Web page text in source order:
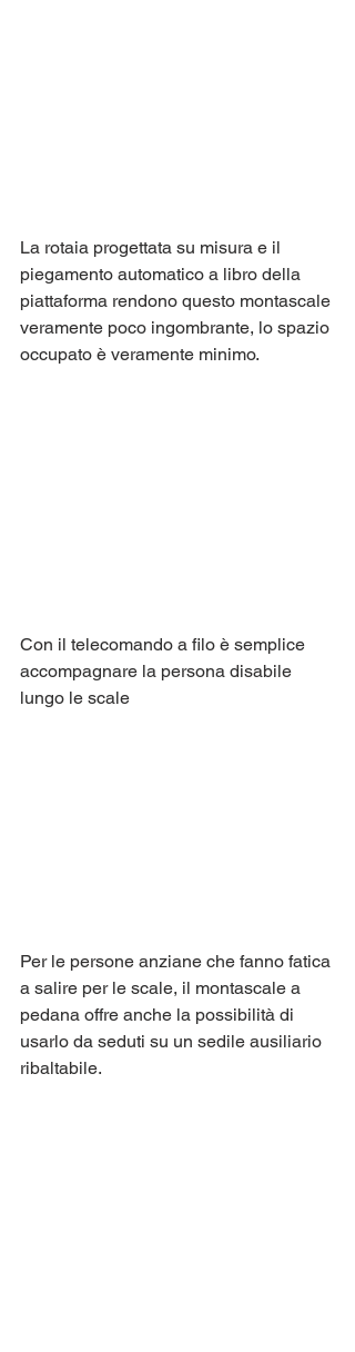
La rotaia progettata su misura e il
piegamento automatico a libro della
piattaforma rendono questo montascale
veramente poco ingombrante, lo spazio
occupato è veramente minimo.
Con il telecomando a filo è semplice
accompagnare la persona disabile
lungo le scale
Per le persone anziane che fanno fatica
a salire per le scale, il montascale a
pedana offre anche la possibilità di
usarlo da seduti su un sedile ausiliario
ribaltabile.